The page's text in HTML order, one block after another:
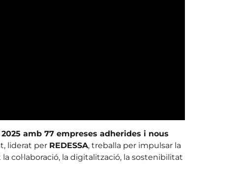
amb 77 empreses adherides i nous
liderat per REDESSA, treballa per impulsar la
col·laboració, la digitalització, la sostenibilitat